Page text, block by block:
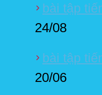
bài tập
24/08
bài tập
20/06